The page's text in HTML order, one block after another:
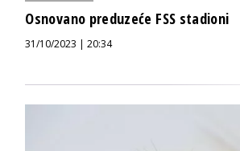
Osnovano preduzeće FSS stadioni
31/10/2023 | 20:34